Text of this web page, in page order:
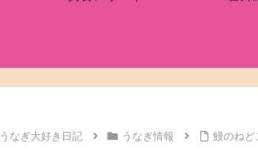
うなぎ大好き日記 うなぎ情報 鰻のね